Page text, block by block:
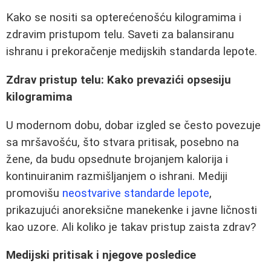
Kako se nositi sa opterećenošću kilogramima i
zdravim pristupom telu. Saveti za balansiranu
ishranu i prekoračenje medijskih standarda lepote.
Zdrav pristup telu: Kako prevazići opsesiju
kilogramima
U modernom dobu, dobar izgled se često povezuje
sa mršavošću, što stvara pritisak, posebno na
žene, da budu opsednute brojanjem kalorija i
kontinuiranim razmišljanjem o ishrani. Mediji
promovišu neostvarive standarde lepote,
prikazujući anoreksične manekenke i javne ličnosti
kao uzore. Ali koliko je takav pristup zaista zdrav?
Medijski pritisak i njegove posledice